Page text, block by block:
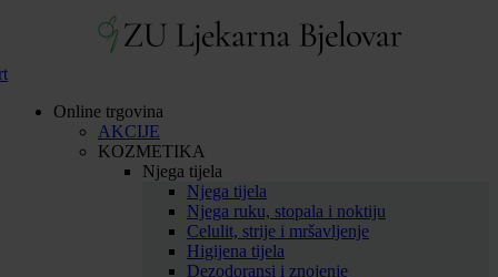
Online trgovina
AKCIJE
KOZMETIKA
Njega tijela
Njega tijela
Njega ruku, stopala i noktiju
Celulit, strije i mršavljenje
Higijena tijela
Dezodoransi i znojenje